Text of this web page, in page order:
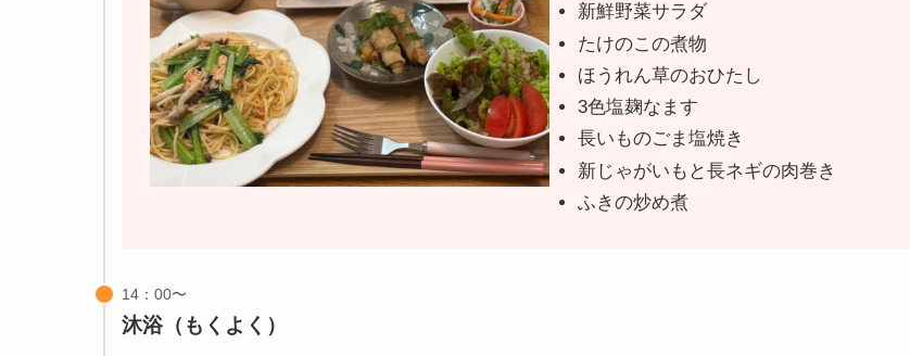
新鮮野菜サラダ
たけのこの煮物
ほうれん草のおひたし
3色塩麹なます
長いものごま塩焼き
新じゃがいもと長ネギの肉巻き
ふきの炒め煮
沐浴（もくよく）